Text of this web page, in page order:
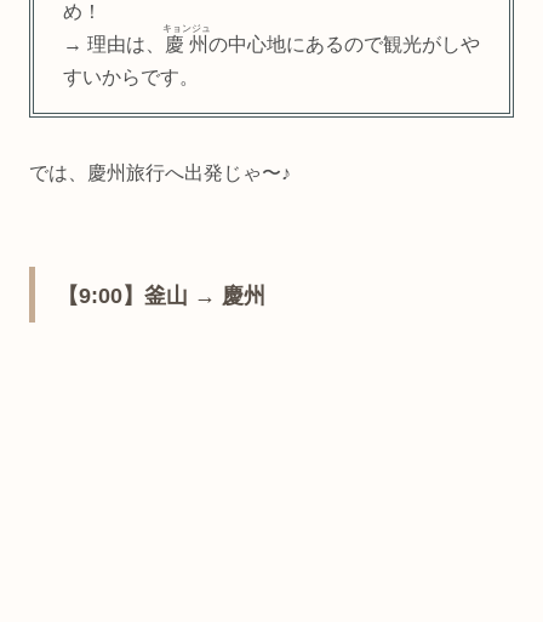
め！
→ 理由は、
慶州
キョンジュ
の中心地にあるので観光がしや
すいからです。
では、慶州旅行へ出発じゃ〜♪
【9:00】釜山 → 慶州